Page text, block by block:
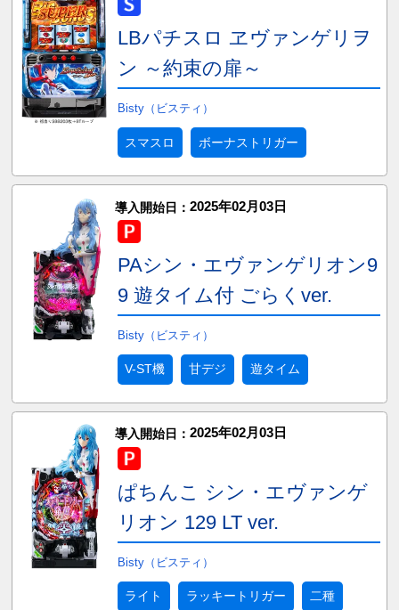
LBパチスロ ヱヴァンゲリヲ
ン ～約束の扉～
Bisty（ビスティ）
スマスロ ボーナストリガー
導入開始日： 2025年02月03日
PAシン・エヴァンゲリオン9
9 遊タイム付 ごらくver.
Bisty（ビスティ）
V-ST機 甘デジ 遊タイム
導入開始日： 2025年02月03日
ぱちんこ シン・エヴァンゲ
リオン 129 LT ver.
Bisty（ビスティ）
ライト ラッキートリガー 二種